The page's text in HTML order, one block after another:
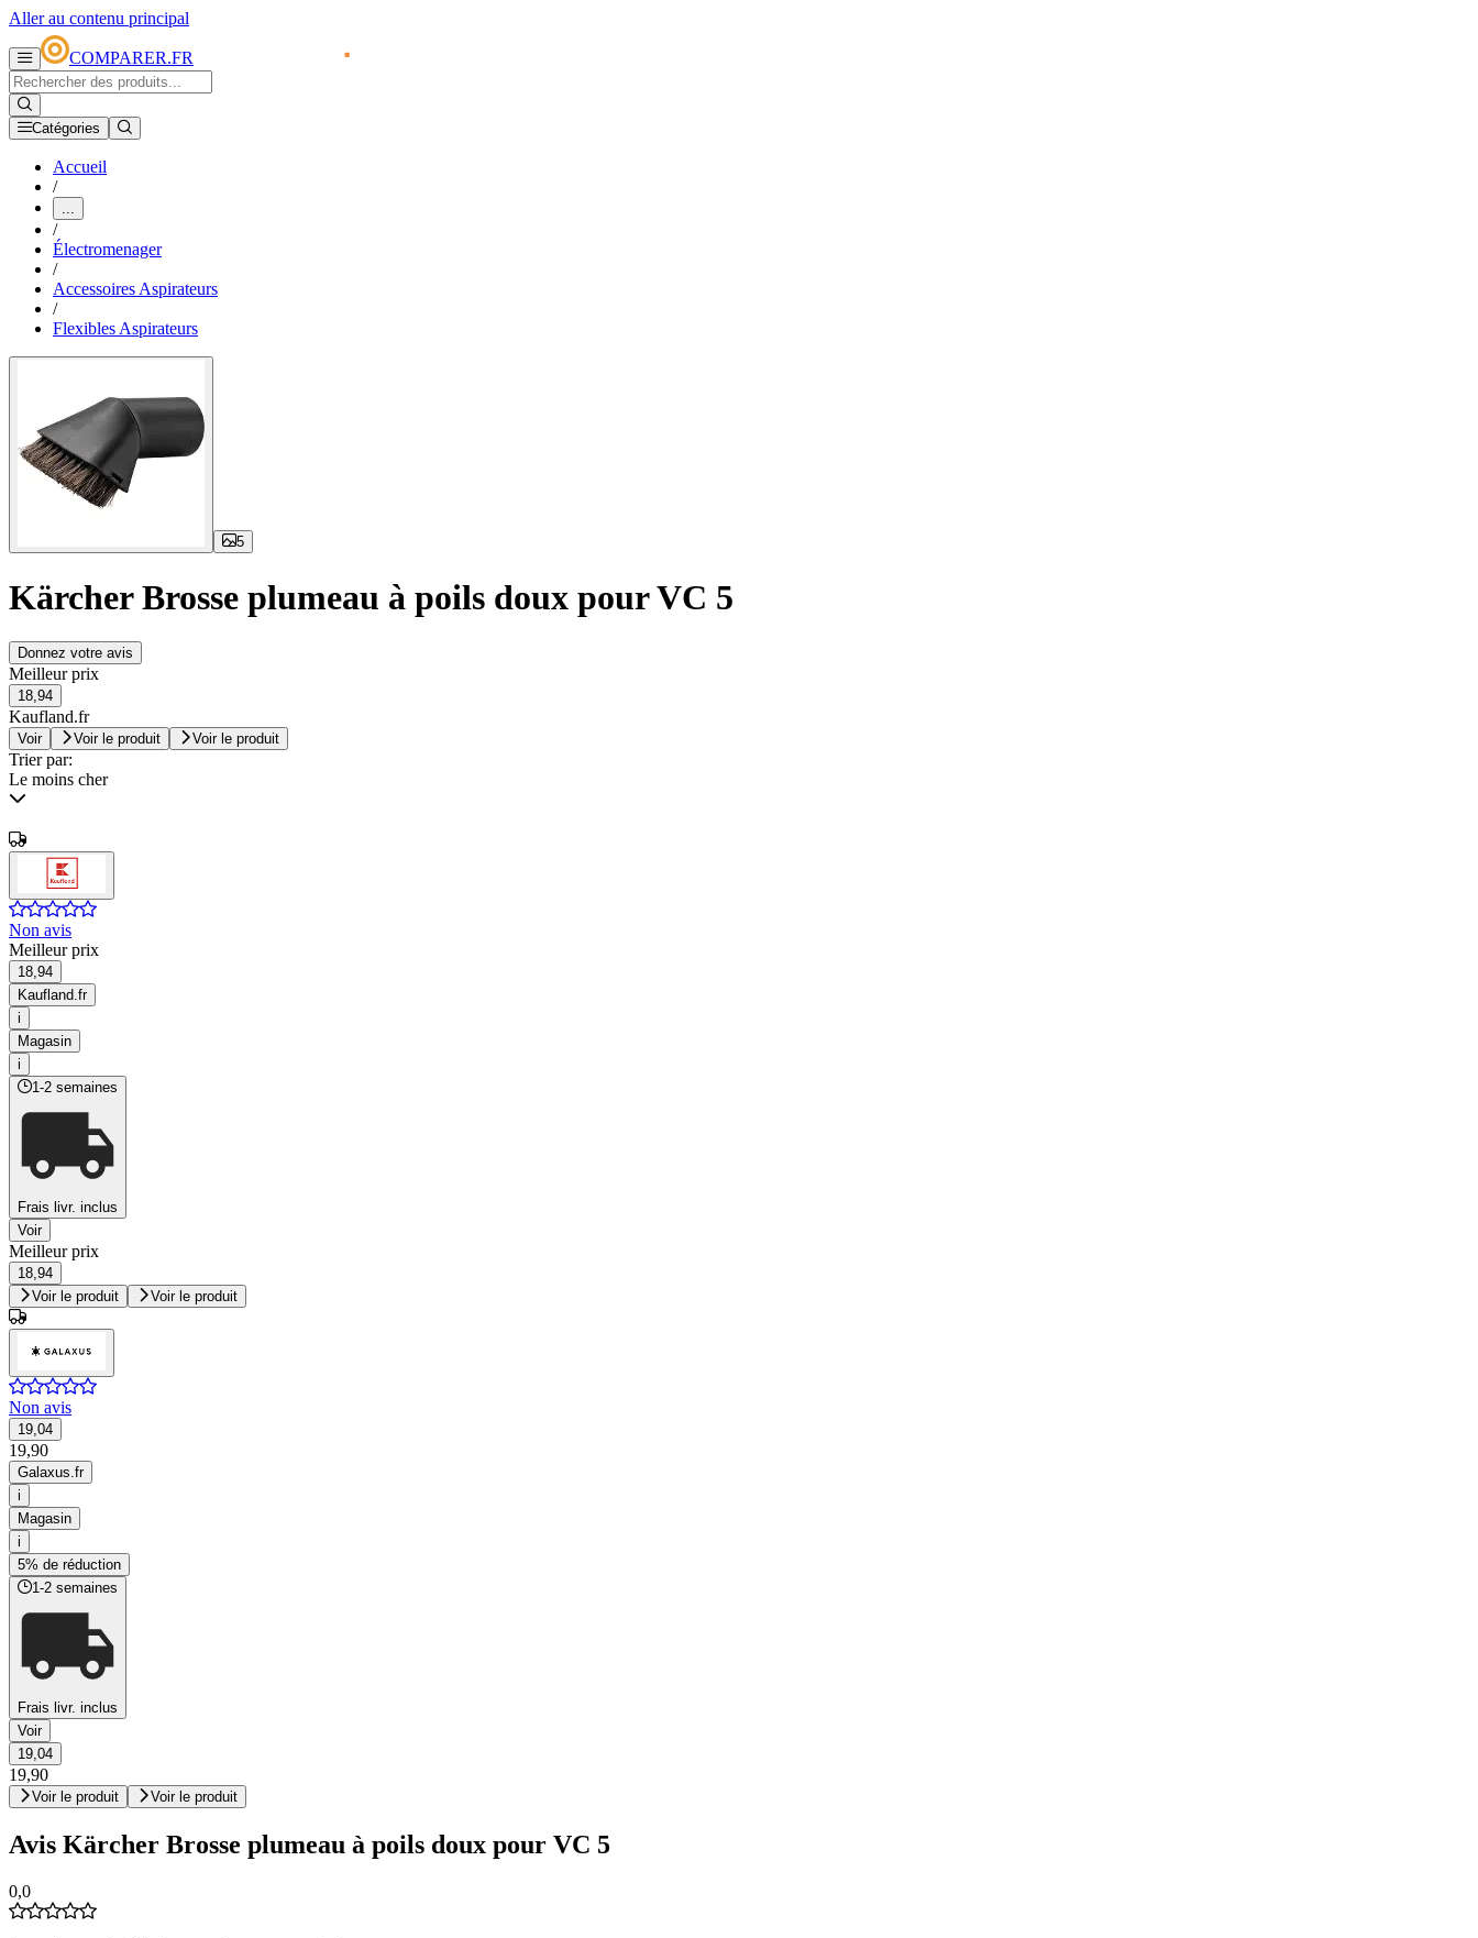
Aller au contenu principal
COMPARER.FR
Catégories
Accueil
/
...
/
Électromenager
/
Accessoires Aspirateurs
/
Flexibles Aspirateurs
5
Kärcher Brosse plumeau à poils doux pour VC 5
Donnez votre avis
Meilleur prix
18,94
Kaufland.fr
Voir Voir le produit Voir le produit
Trier par:
Le moins cher
Non avis
Meilleur prix
18,94
Kaufland.fr
i
Magasin
i
1-2 semaines
Frais livr. inclus
Voir
Meilleur prix
18,94
Voir le produit
Voir le produit
Non avis
19,04
19,90
Galaxus.fr
i
Magasin
i
5% de réduction
1-2 semaines
Frais livr. inclus
Voir
19,04
19,90
Voir le produit Voir le produit
Avis Kärcher Brosse plumeau à poils doux pour VC 5
0,0